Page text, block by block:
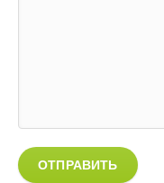
ОТПРАВИТЬ